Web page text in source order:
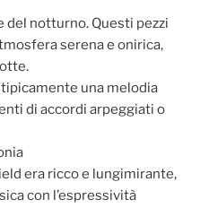
del notturno. Questi pezzi
serena e onirica,
una melodia
di accordi arpeggiati o
era ricco e lungimirante,
con l’espressività